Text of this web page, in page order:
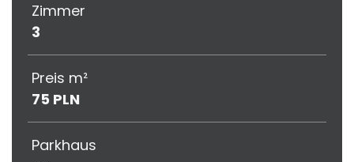
Zimmer
3
Preis m²
75 PLN
Parkhaus